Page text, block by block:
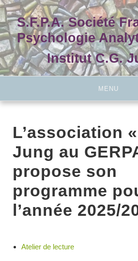
Skip
to
contentS.F.P.A. Société
Psychologie
Institut C.G.
MENU
L’association
Jung au
propose son
programme
l’année 2025/
Atelier de lecture